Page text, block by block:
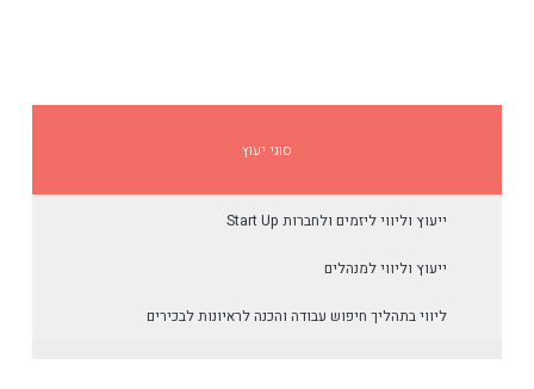
סוגי יעוץ
ייעוץ וליווי ליזמים ולחברות Start Up
ייעוץ וליווי למנהלים
ליווי בתהליך חיפוש עבודה והכנה לראיונות לבכירים